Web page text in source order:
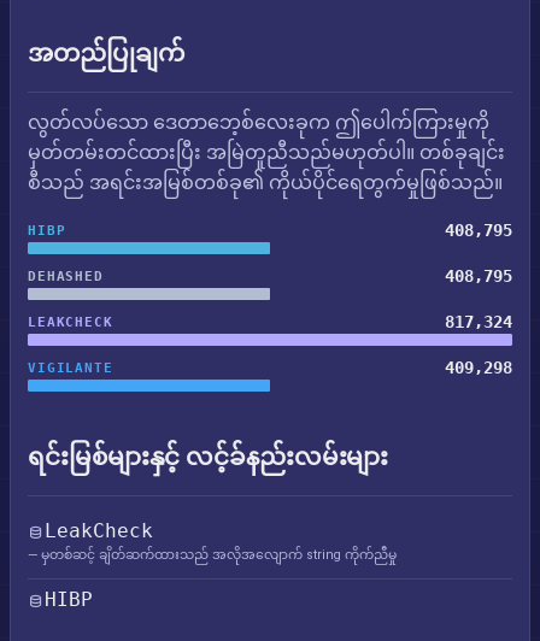
အတည်ပြုချက်
လွတ်လပ်သော ဒေတာဘေ့စ်လေးခုက ဤပေါက်ကြားမှုကို
မှတ်တမ်းတင်ထားပြီး အမြဲတူညီသည်မဟုတ်ပါ။ တစ်ခုချင်း
စီသည် အရင်းအမြစ်တစ်ခု၏ ကိုယ်ပိုင်ရေတွက်မှုဖြစ်သည်။
HIBP 408,795
DEHASHED 408,795
LEAKCHECK 817,324
VIGILANTE 409,298
ရင်းမြစ်များနှင့် လင့်ခ်နည်းလမ်းများ
LeakCheck
— မှတစ်ဆင့် ချိတ်ဆက်ထားသည် အလိုအလျောက် string ကိုက်ညီမှု
HIBP